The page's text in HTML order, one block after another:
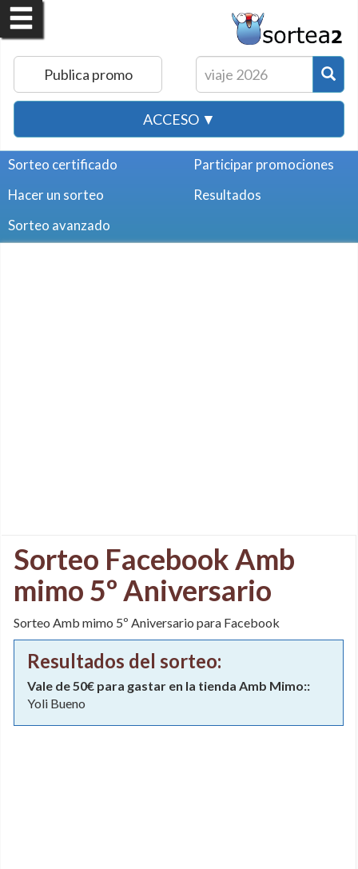
Publica promo
ACCESO ▼
Sorteo certificado
Hacer un sorteo
Sorteo avanzado
Participar promociones
Resultados
Sorteo Facebook Amb
mimo 5º Aniversario
Sorteo Amb mimo 5º Aniversario para Facebook
Resultados del sorteo:
Vale de 50€ para gastar en la tienda Amb Mimo::
Yoli Bueno